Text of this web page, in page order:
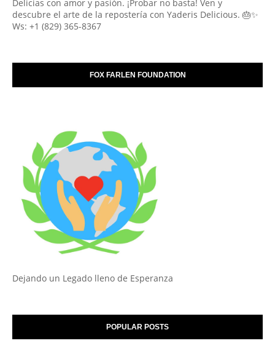
Delicias con amor y pasión. ¡Probar no basta! Ven y
descubre el arte de la repostería con Yaderis Delicious. 🎂✨
Ws: +1 (829) 365-8367
FOX FARLEN FOUNDATION
Dejando un Legado lleno de Esperanza
POPULAR POSTS